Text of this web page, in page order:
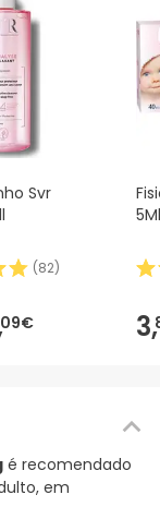
Svr
(82)
09€ 3,
é recomendado
em